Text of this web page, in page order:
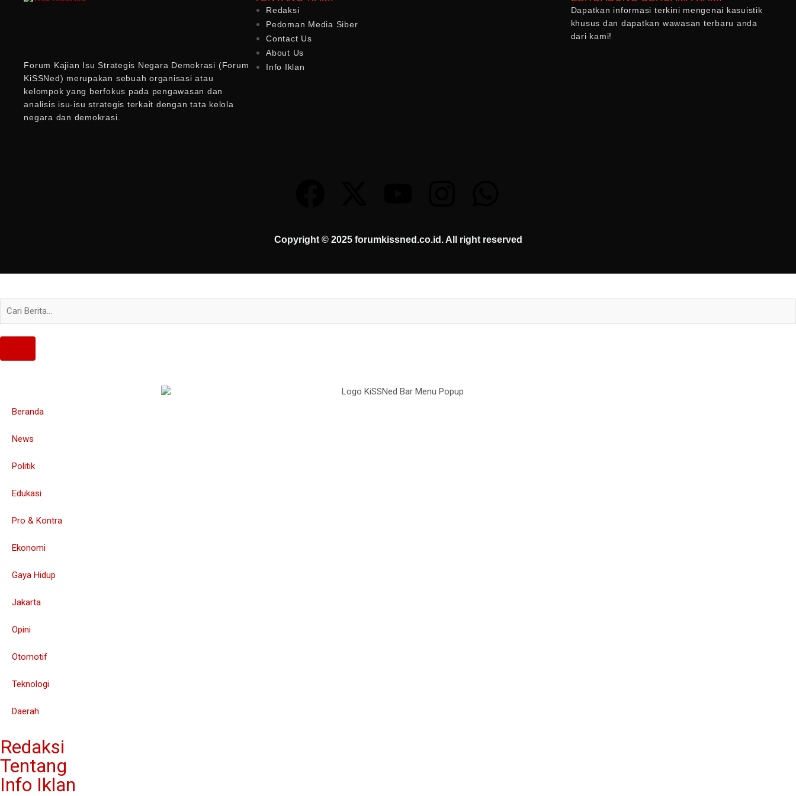
Forum Kajian Isu Strategis Negara Demokrasi (Forum
KiSSNed) merupakan sebuah organisasi atau
kelompok yang berfokus pada pengawasan dan
analisis isu-isu strategis terkait dengan tata kelola
negara dan demokrasi.
Redaksi
Pedoman Media Siber
Contact Us
About Us
Info Iklan
Dapatkan informasi terkini mengenai kasuistik
khusus dan dapatkan wawasan terbaru anda
dari kami!
Copyright © 2025 forumkissned.co.id. All right reserved
Beranda
News
Politik
Edukasi
Pro & Kontra
Ekonomi
Gaya Hidup
Jakarta
Opini
Otomotif
Teknologi
Daerah
Redaksi
Tentang
Info Iklan